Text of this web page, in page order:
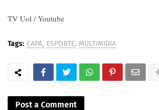
TV Uol / Youtube
Tags: CAPA ESPORTE MULTIMIDIA
Post a Comment